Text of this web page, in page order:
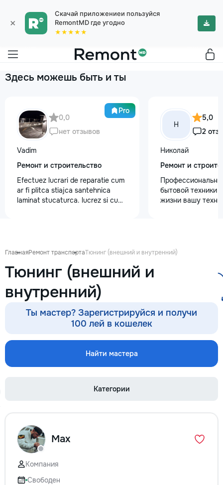
×
Скачай приложениеи пользуйся
RemontMD где угодно
★★★★★
Здесь можешь быть и ты
Pro
0,0
нет отзывов
Vadim
Ремонт и строительство
Efectuez lucrari de reparatie cum
ar fi plitca stiajca santehnica
laminat stucaturca. lucrez si cu
Н
5,0
2
Николай
Ремонт и
бытовой техники
жизни вашу
приедет в
посредников,
⚙️ Оригинальные
Используем
проверенные или
Стиральные и
машины,
Электрические и
плиты, духовые
связано с
техника
ГлавнаяРемонт транспортаТюнинг (внешний и внутренний)
Тюнинг (внешний и
внутренний)
Ты мастер? Зарегистрируйся и получи
100 лей в кошелек
Найти мастера
Категории
Max
Компания
Свободен